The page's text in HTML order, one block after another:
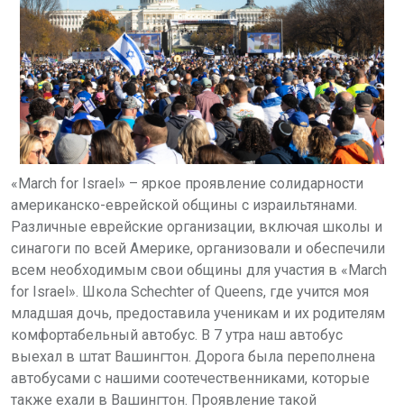
«March for Israel» – яркое проявление солидарности
американско-еврейской общины с израильтянами.
Различные еврейские организации, включая школы и
синагоги по всей Америке, организовали и обеспечили
всем необходимым свои общины для участия в «March
for Israel». Школа Schechter of Queens, где учится моя
младшая дочь, предоставила ученикам и их родителям
комфортабельный автобус. В 7 утра наш автобус
выехал в штат Вашингтон. Дорога была переполнена
автобусами с нашими соотечественниками, которые
также ехали в Вашингтон. Проявление такой